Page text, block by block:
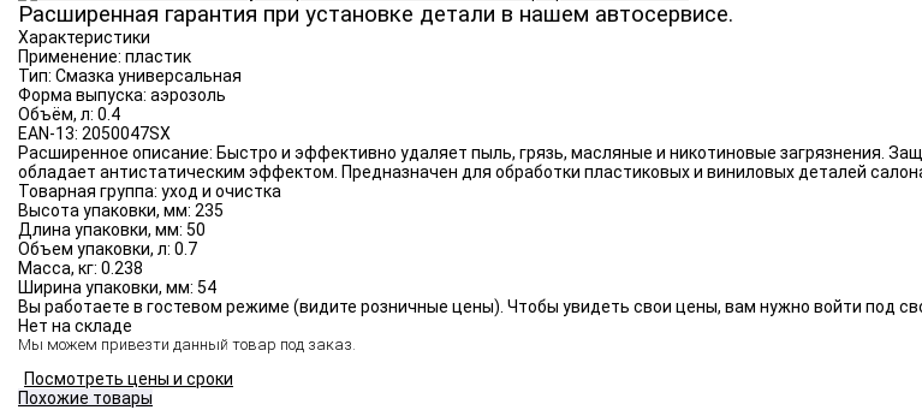
Расширенная гарантия при установке детали в нашем автосервисе.
Характеристики
Применение: пластик
Тип: Смазка универсальная
Форма выпуска: аэрозоль
Объём, л: 0.4
EAN-13: 2050047SX
Расширенное описание: Быстро и эффективно удаляет пыль, грязь, масляные и никотиновые загрязнения.
обладает антистатическим эффектом. Предназначен для обработки пластиковых и виниловых деталей
Товарная группа: уход и очистка
Высота упаковки, мм: 235
Длина упаковки, мм: 50
Объем упаковки, л: 0.7
Масса, кг: 0.238
Ширина упаковки, мм: 54
Вы работаете в гостевом режиме (видите розничные цены). Чтобы увидеть свои цены, вам нужно войти под
Нет на складе
Мы можем привезти данный товар под заказ.
Посмотреть цены и сроки
Похожие товары